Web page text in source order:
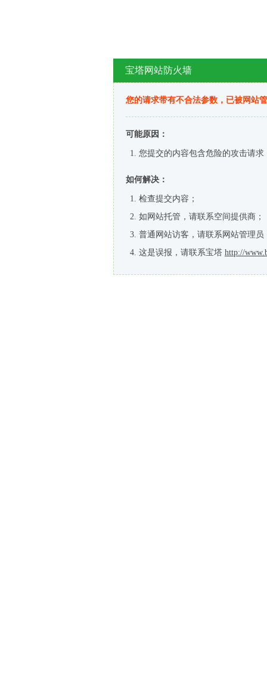
宝塔网站防火墙
您的请求带有不合法参数，已被网站
可能原因：
您提交的内容包含危险的攻击请求
如何解决：
检查提交内容；
如网站托管，请联系空间提供商；
普通网站访客，请联系网站管理员
这是误报，请联系宝塔 http://